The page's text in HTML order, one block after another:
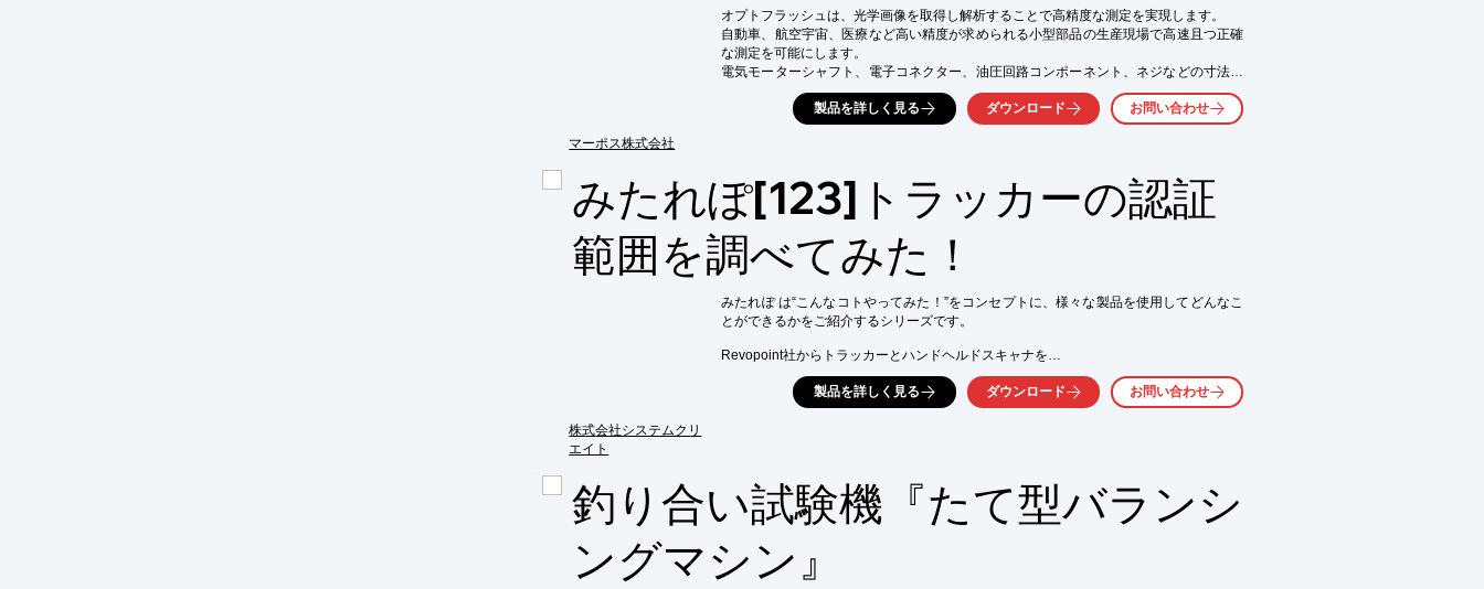
データと共にご紹介します。
※下記ボタンより資料をダウンロード頂けます。
マーポス株式会社
オプトフラッシュは、光学画像を取得し解析することで高精度な測定を実現します。
自動車、航空宇宙、医療など高い精度が求められる小型部品の生産現場で高速且つ正確
な測定を可能にします。
電気モーターシャフト、電子コネクター、油圧回路コンポーネント、ネジなどの寸法確
認に好適です。
＜主な特徴＞
2. 高い柔軟性
・ねじ・ボルトから小型シャフトまで多彩な形状の測定が可能
・外径、長さ、真円度、円筒度、同軸度、テーパー、溝、面取り、R(形状)、軸振れ、ネ
ジ寸法などの静的測定と動的測定を数秒で実現
3. 使いやすさ
・測定画面はユーザーフレンドリーながら、マルチレベルアクセス機能を備え、オペレ
ーターの作業内容や権限に合わせたレベル設定が可能
・扉の無いオープンローディングによりロボット対応ができ、作業者を介さない自動化
4. 耐久性
一貫して安定
・メンテナンスの必要性も最小限
製品を詳しく見る ダウンロード お問い合わせ
みたれぽ[123]トラッカーの認証
範囲を調べてみた！
株式会社システムクリ
エイト
みたれぽ は“こんなコトやってみた！”をコンセプトに、様々な製品を使用してどんなこ
とができるかをご紹介するシリーズです。
Revopoint社からトラッカーとハンドヘルドスキャナを
組み合わせた３Ｄスキャナ「Revopoint Trackit」が登場！
低価格で手間や労力を省く機能を備えている便利な3Dスキャナなんです。
「ちゃんと追跡できるの？」
「どのくらいの大型まで対応できるの？」
といった気になるポイントを
実際の距離や、上下左右の追跡範囲の
製品を詳しく見る ダウンロード お問い合わせ
釣り合い試験機『たて型バランシ
ングマシン』